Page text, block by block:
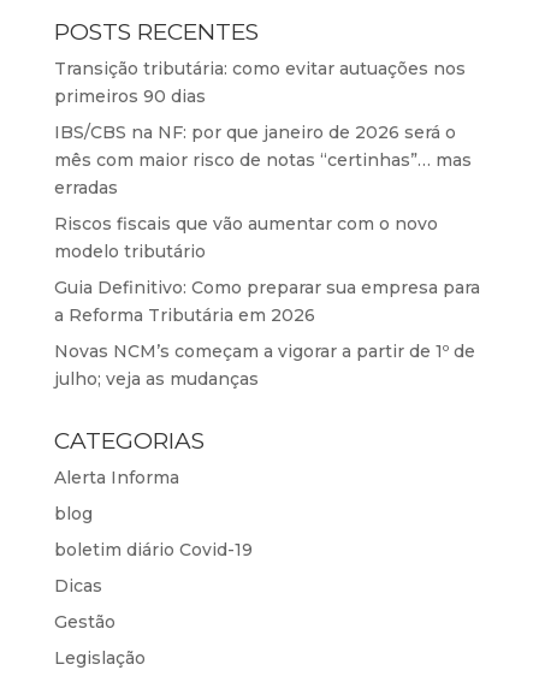
POSTS RECENTES
Transição tributária: como evitar autuações nos
primeiros 90 dias
IBS/CBS na NF: por que janeiro de 2026 será o
mês com maior risco de notas “certinhas”… mas
erradas
Riscos fiscais que vão aumentar com o novo
modelo tributário
Guia Definitivo: Como preparar sua empresa para
a Reforma Tributária em 2026
Novas NCM’s começam a vigorar a partir de 1º de
julho; veja as mudanças
CATEGORIAS
Alerta Informa
blog
boletim diário Covid-19
Dicas
Gestão
Legislação